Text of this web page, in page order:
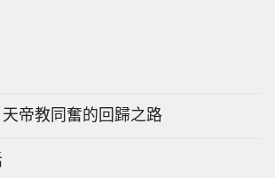
帝教同奮的回歸之路